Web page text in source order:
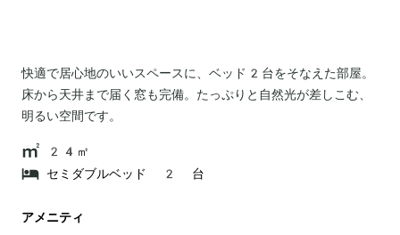
快適で居心地のいいスペースに、ベッド2台をそなえた部屋。
床から天井まで届く窓も完備。たっぷりと自然光が差しこむ、
明るい空間です。
24㎡
セミダブルベッド 2 台
アメニティ